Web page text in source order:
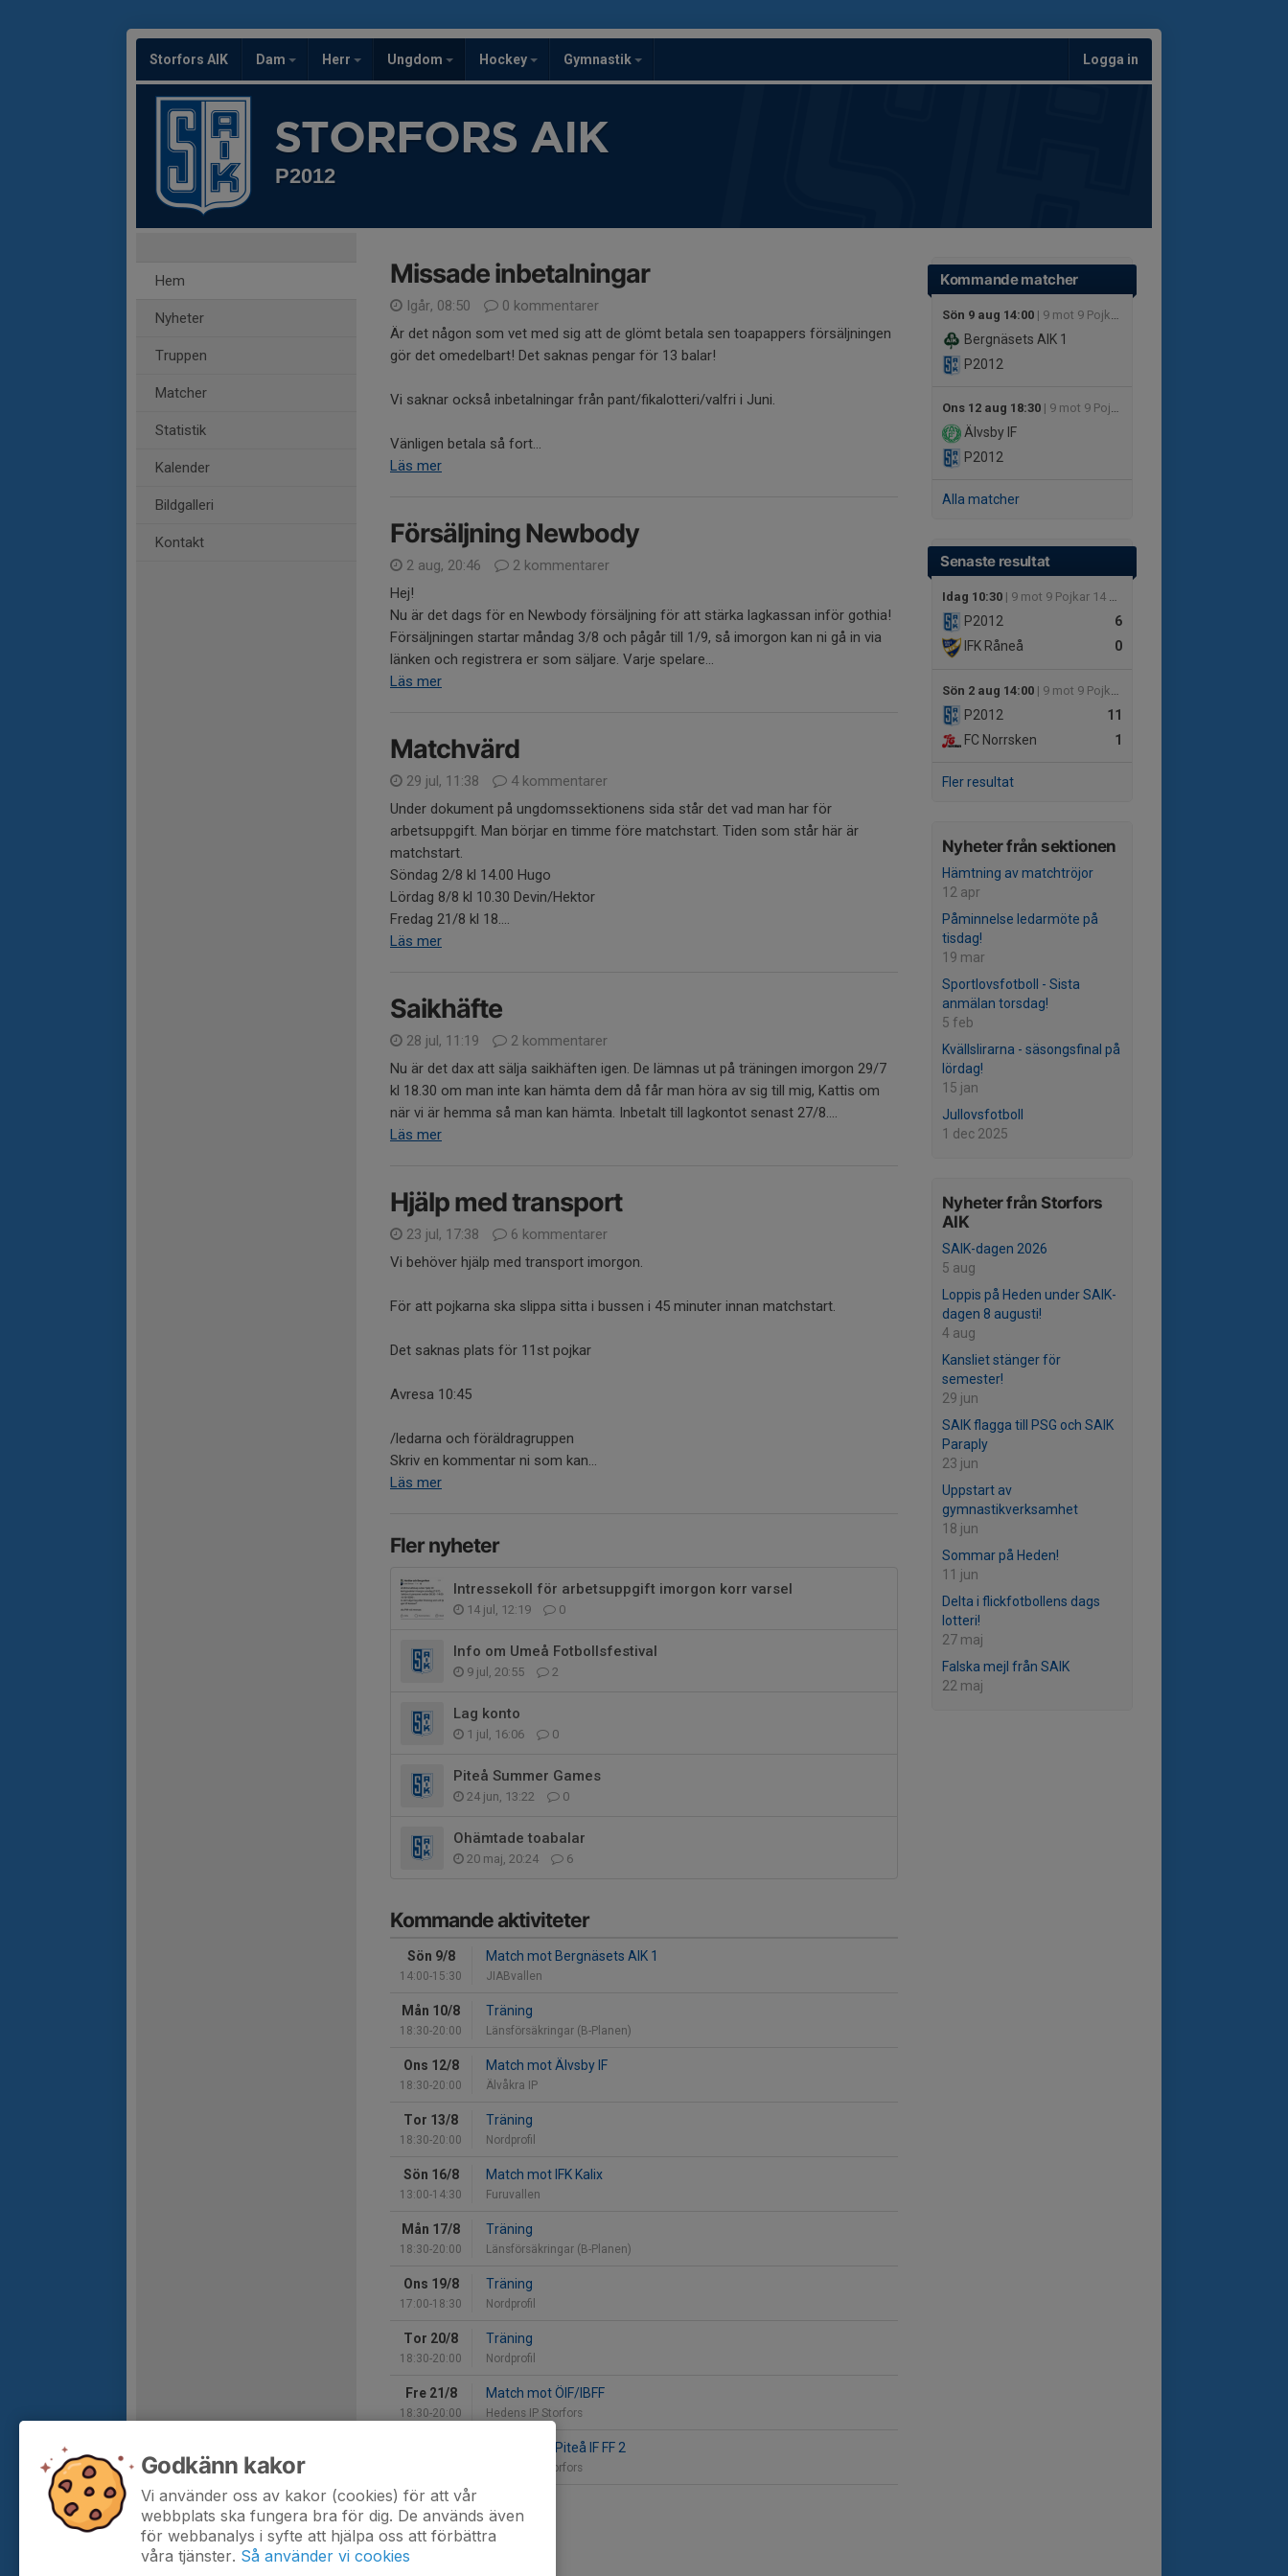
Storfors AIK Dam Herr Ungdom Hockey Gymnastik Logga in
STORFORS AIK
P2012
Hem
Nyheter
Truppen
Matcher
Statistik
Kalender
Bildgalleri
Kontakt
Kommande matcher
Sön 9 aug 14:00 | 9 mot 9 Pojkar 14 år Grupp A
Bergnäsets AIK 1
P2012
Ons 12 aug 18:30 | 9 mot 9 Pojkar 14 år Grupp B
Älvsby IF
P2012
Alla matcher
Senaste resultat
Idag 10:30 | 9 mot 9 Pojkar 14 år Grupp A
6
P2012
0
IFK Råneå
Sön 2 aug 14:00 | 9 mot 9 Pojkar 14 år Grupp B
11
P2012
1
FC Norrsken
Fler resultat
Nyheter från sektionen
Hämtning av matchtröjor
12 apr
Påminnelse ledarmöte på
tisdag!
19 mar
Sportlovsfotboll - Sista
anmälan torsdag!
5 feb
Kvällslirarna - säsongsfinal på
lördag!
15 jan
Jullovsfotboll
1 dec 2025
Nyheter från Storfors
AIK
SAIK-dagen 2026
5 aug
Loppis på Heden under SAIK-
dagen 8 augusti!
4 aug
Kansliet stänger för
semester!
29 jun
SAIK flagga till PSG och SAIK
Paraply
23 jun
Uppstart av
gymnastikverksamhet
18 jun
Sommar på Heden!
11 jun
Delta i flickfotbollens dags
lotteri!
27 maj
Falska mejl från SAIK
22 maj
Missade inbetalningar
Igår, 08:50
0 kommentarer
Är det någon som vet med sig att de glömt betala sen toapappers försäljningen
gör det omedelbart! Det saknas pengar för 13 balar!
Vi saknar också inbetalningar från pant/fikalotteri/valfri i Juni.
Vänligen betala så fort...
Läs mer
Försäljning Newbody
2 aug, 20:46
2 kommentarer
Hej!
Nu är det dags för en Newbody försäljning för att stärka lagkassan inför gothia!
Försäljningen startar måndag 3/8 och pågår till 1/9, så imorgon kan ni gå in via
länken och registrera er som säljare. Varje spelare...
Läs mer
Matchvärd
29 jul, 11:38
4 kommentarer
Under dokument på ungdomssektionens sida står det vad man har för
arbetsuppgift. Man börjar en timme före matchstart. Tiden som står här är
matchstart.
Söndag 2/8 kl 14.00 Hugo
Lördag 8/8 kl 10.30 Devin/Hektor
Fredag 21/8 kl 18....
Läs mer
Saikhäfte
28 jul, 11:19
2 kommentarer
Nu är det dax att sälja saikhäften igen. De lämnas ut på träningen imorgon 29/7
kl 18.30 om man inte kan hämta dem då får man höra av sig till mig, Kattis om
när vi är hemma så man kan hämta. Inbetalt till lagkontot senast 27/8....
Läs mer
Hjälp med transport
23 jul, 17:38
6 kommentarer
Vi behöver hjälp med transport imorgon.
För att pojkarna ska slippa sitta i bussen i 45 minuter innan matchstart.
Det saknas plats för 11st pojkar
Avresa 10:45
/ledarna och föräldragruppen
Skriv en kommentar ni som kan...
Läs mer
Fler nyheter
Intressekoll för arbetsuppgift imorgon korr varsel
14 jul, 12:19 0
Info om Umeå Fotbollsfestival
9 jul, 20:55 2
Lag konto
1 jul, 16:06 0
Piteå Summer Games
24 jun, 13:22 0
Ohämtade toabalar
20 maj, 20:24 6
Kommande aktiviteter
Sön 9/8
14:00-15:30
Match mot Bergnäsets AIK 1
JIABvallen
Mån 10/8
18:30-20:00
Träning
Länsförsäkringar (B-Planen)
Ons 12/8
18:30-20:00
Match mot Älvsby IF
Älvåkra IP
Tor 13/8
18:30-20:00
Träning
Nordprofil
Sön 16/8
13:00-14:30
Match mot IFK Kalix
Furuvallen
Mån 17/8
18:30-20:00
Träning
Länsförsäkringar (B-Planen)
Ons 19/8
17:00-18:30
Träning
Nordprofil
Tor 20/8
18:30-20:00
Träning
Nordprofil
Fre 21/8
18:30-20:00
Match mot ÖIF/IBFF
Hedens IP Storfors
Match mot Piteå IF FF 2
Hedens IP Storfors
Hela kalendern
Godkänn kakor
Vi använder oss av kakor (cookies) för att vår
webbplats ska fungera bra för dig. De används även
för webbanalys i syfte att hjälpa oss att förbättra
våra tjänster. Så använder vi cookies